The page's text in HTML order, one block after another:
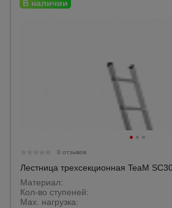
0 отзывов
Лестница трехсекционная TeaM
Материал:
Кол-во ступеней:
Max. нагрузка:
оборудование
Мусоропровод